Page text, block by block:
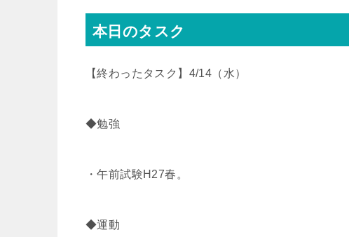
本日のタスク
【終わったタスク】4/14（水）
◆勉強
・午前試験H27春。
◆運動